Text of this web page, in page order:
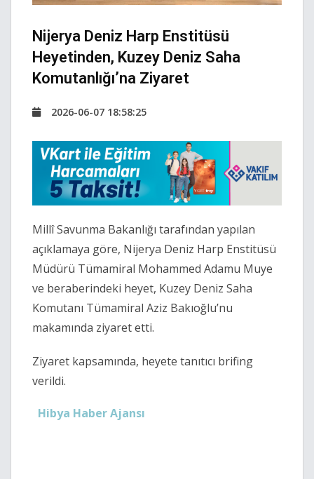
Nijerya Deniz Harp Enstitüsü
Heyetinden, Kuzey Deniz Saha
Komutanlığı’na Ziyaret
2026-06-07 18:58:25
Millî Savunma Bakanlığı tarafından yapılan
açıklamaya göre, Nijerya Deniz Harp Enstitüsü
Müdürü Tümamiral Mohammed Adamu Muye
ve beraberindeki heyet, Kuzey Deniz Saha
Komutanı Tümamiral Aziz Bakıoğlu’nu
makamında ziyaret etti.
Ziyaret kapsamında, heyete tanıtıcı brifing
verildi.
Hibya Haber Ajansı